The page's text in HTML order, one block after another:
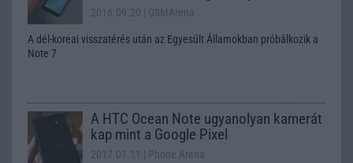
2016.09.20 | GSMArena
A dél-koreai visszatérés után az Egyesült Államokban próbálkozik a
Note 7
A HTC Ocean Note ugyanolyan kamerát
kap mint a Google Pixel
2017.01.11 | Phone Arena